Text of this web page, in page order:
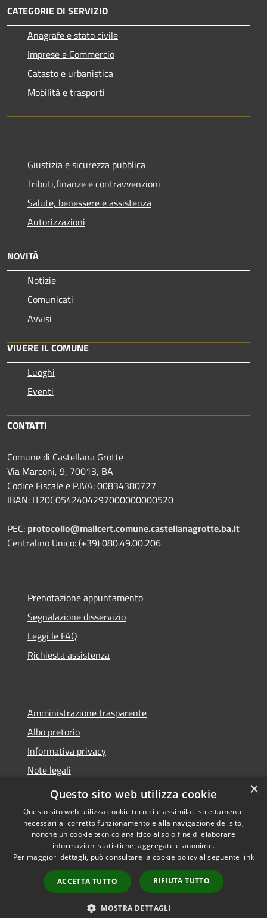
CATEGORIE DI SERVIZIO
Anagrafe e stato civile
Imprese e Commercio
Catasto e urbanistica
Mobilità e trasporti
Giustizia e sicurezza pubblica
Tributi,finanze e contravvenzioni
Salute, benessere e assistenza
Autorizzazioni
NOVITÀ
Notizie
Comunicati
Avvisi
VIVERE IL COMUNE
Luoghi
Eventi
CONTATTI
Comune di Castellana Grotte
Via Marconi, 9, 70013, BA
Codice Fiscale e P.IVA: 00834380727
IBAN: IT20C0542404297000000000520
PEC: protocollo@mailcert.comune.castellanagrotte.ba.it
Centralino Unico: (+39) 080.49.00.206
Prenotazione appuntamento
Segnalazione disservizio
Leggi le FAQ
Richiesta assistenza
Amministrazione trasparente
Albo pretorio
Informativa privacy
Note legali
Dichiarazione di accessibilità
Accessibilità
Copyright © 2026 • Comune di
Castellana Grotte • Powered
byMunicipium
Accesso
redazione
×
Questo sito web utilizza cookie
Questo sito web utilizza cookie tecnici e assimilati strettamente
necessari al corretto funzionamento e alla navigazione del sito,
nonché un cookie tecnico analitico al solo fine di elaborare
informazioni statistiche, aggregate e anonime.
Per maggiori dettagli, può consultare la cookie policy al seguente link
ACCETTA TUTTO RIFIUTA TUTTO
MOSTRA DETTAGLI